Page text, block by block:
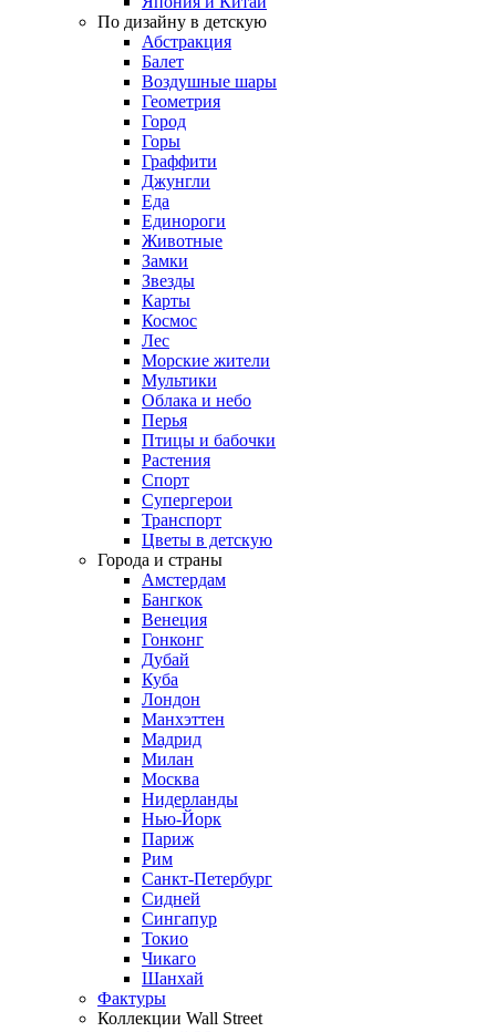
По дизайну в детскую
Абстракция
Балет
Воздушные шары
Геометрия
Город
Горы
Граффити
Джунгли
Еда
Единороги
Животные
Замки
Звезды
Карты
Космос
Лес
Морские жители
Мультики
Облака и небо
Перья
Птицы и бабочки
Растения
Спорт
Супергерои
Транспорт
Цветы в детскую
Города и страны
Амстердам
Бангкок
Венеция
Гонконг
Дубай
Куба
Лондон
Манхэттен
Мадрид
Милан
Москва
Нидерланды
Нью-Йорк
Париж
Рим
Санкт-Петербург
Сидней
Сингапур
Токио
Чикаго
Шанхай
Фактуры
Коллекции Wall Street